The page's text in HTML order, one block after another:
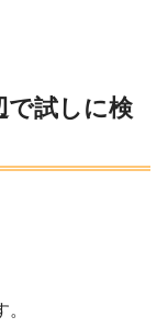
で試しに検